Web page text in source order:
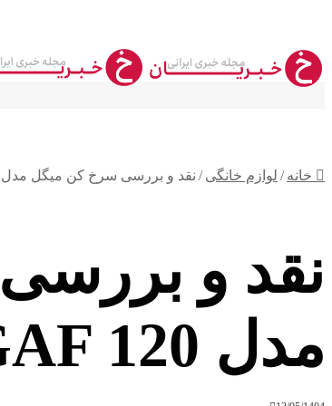
خانه / لوازم خانگی / نقد و بررسی سرخ کن میگل مدل GAF 120 | جامع و کامل
نقد و
مدل GAF 120 | جامع و کامل